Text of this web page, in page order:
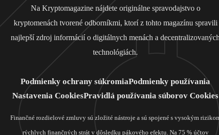
Na Kryptomagazine nájdete originálne spravodajstvo o
kryptomenách tvorené odborníkmi, ktorí z tohto magazínu spravili
najlepší zdroj informácií o digitálnych menách a
technológiách.
Podmienky ochrany súkromiaPodmienky používania
Nastavenia CookiesPravidlá používania súborov Cookies
Finančné rozdielové zmluvy sú zložité nástroje a sú spojené s vysokým
rýchlych finančných strát v dôsledku pákového efektu. Na 75 % účtov